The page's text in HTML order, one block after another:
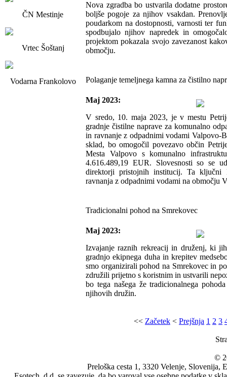
ČN Mestinje
Vrtec Šoštanj
Vodarna Frankolovo
Nova zgradba bo ustvarila dodatne
boljše pogoje za njihov vsakdan.
poudarkom na dostopnosti, varnosti ter
spodbujalo njihov napredek in
projektom pokazala svojo zavezanost
območju.
Polaganje temeljnega kamna za čistilno
Maj 2023:
V sredo, 10. maja 2023, je v mestu
gradnje čistilne naprave za komunalno
in ravnanje z odpadnimi vodami Valpovo-
sklad, bo omogočil povezavo občin
Mesta Valpovo s komunalno
4.616.489,19 EUR. Slovesnosti so se
direktorji pristojnih institucij. Ta ključni
ravnanja z odpadnimi vodami na območju
Tradicionalni pohod na Smrekovec
Maj 2023:
Izvajanje raznih rekreacij in druženj, ki
gradnjo ekipnega duha in krepitev
smo organizirali pohod na Smrekovec in
združili prijetno s koristnim in ustvarili
bo tega našega že tradicionalnega
njihovih družin.
<< Začetek < Prejšnja 1 2 3
©
Preloška cesta 1, 3320 Velenje,